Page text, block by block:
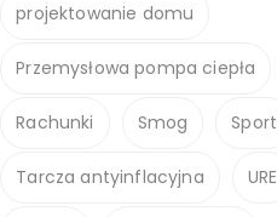
projektowanie domu
Przemysłowa pompa ciepła
Rachunki Smog Sport
Tarcza antyinflacyjna URE